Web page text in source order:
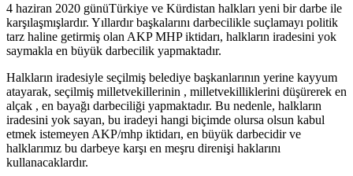
4 haziran 2020 günüTürkiye ve Kürdistan halkları yeni bir darbe ile
karşılaşmışlardır. Yıllardır başkalarını darbecilikle suçlamayı politik
tarz haline getirmiş olan AKP MHP iktidarı, halkların iradesini yok
saymakla en büyük darbecilik yapmaktadır.
Halkların iradesiyle seçilmiş belediye başkanlarının yerine kayyum
atayarak, seçilmiş milletvekillerinin , milletvekilliklerini düşürerek en
alçak , en bayağı darbeciliği yapmaktadır. Bu nedenle, halkların
iradesini yok sayan, bu iradeyi hangi biçimde olursa olsun kabul
etmek istemeyen AKP/mhp iktidarı, en büyük darbecidir ve
halklarımız bu darbeye karşı en meşru direnişi haklarını
kullanacaklardır.